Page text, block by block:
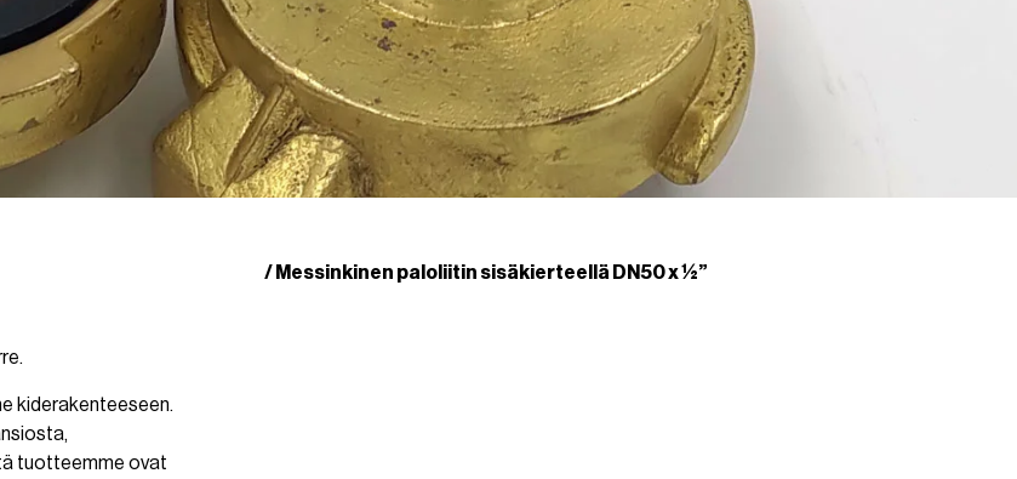
/ Messinkinen paloliitin sisäkierteellä DN50 x ½”
kiderakenteeseen.
tuotteemme ovat